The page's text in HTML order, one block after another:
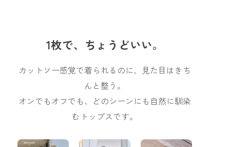
1枚で、ちょうどいい。
カットソー感覚で着られるのに、見た目はきち
んと整う。
オンでもオフでも、どのシーンにも自然に馴染
むトップスです。